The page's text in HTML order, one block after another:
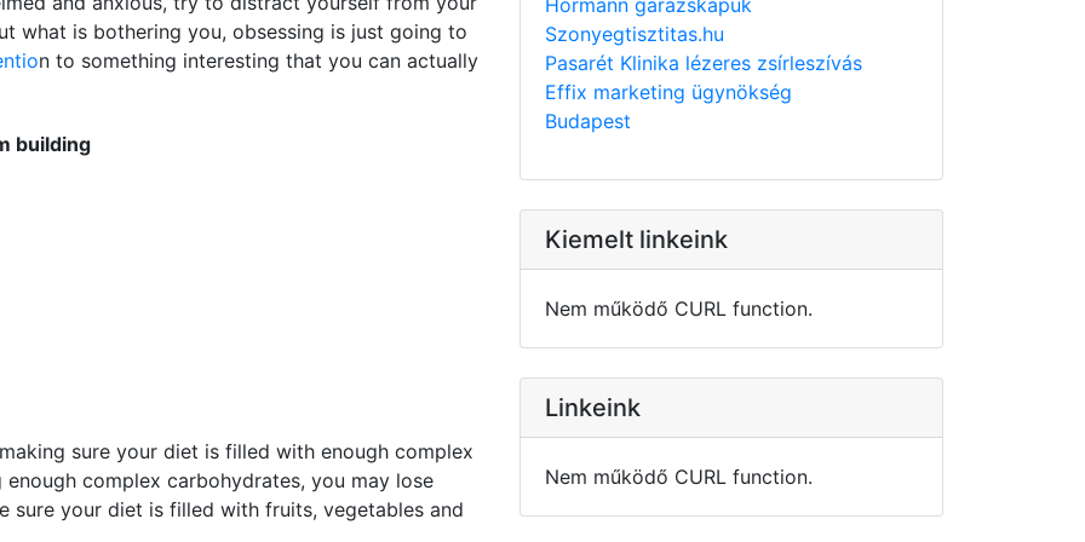
what is bothering you, obsessing is just going to
n to something interesting that you can actually
building
sure your diet is filled with enough complex
complex carbohydrates, you may lose
sure your diet is filled with fruits, vegetables and
Hörmann garázskapuk
Szonyegtisztitas.hu
Pasarét Klinika lézeres zsírleszívás
Effix marketing ügynökség
Budapest
Kiemelt linkeink
Nem működő CURL function.
Linkeink
Nem működő CURL function.